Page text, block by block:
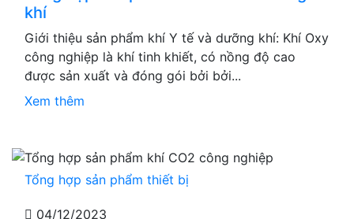
khí
Giới thiệu sản phẩm khí Y tế và dưỡng khí: Khí Oxy
công nghiệp là khí tinh khiết, có nồng độ cao
được sản xuất và đóng gói bởi bởi...
Xem thêm
Tổng hợp sản phẩm thiết bị
04/12/2023